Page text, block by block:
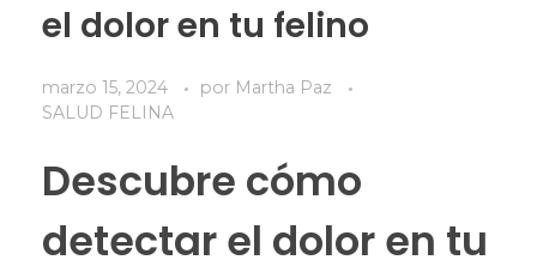
el dolor en tu felino
marzo 15, 2024 por Martha Paz
SALUD FELINA
Descubre cómo
detectar el dolor en tu